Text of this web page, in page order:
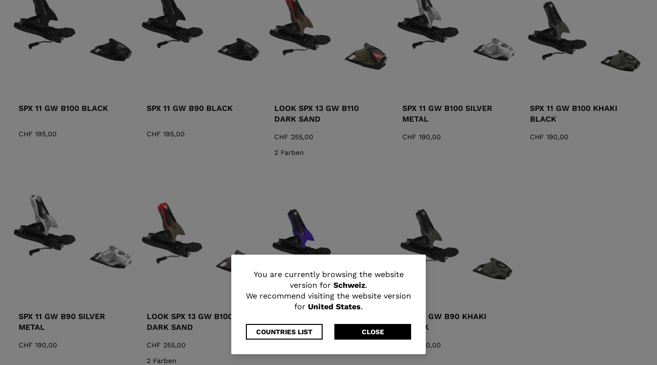
KINDER
APRÈS-SKI
SCHUHE
You
are
currently
browsing
the
You are currently browsing the website
version for Schweiz.
We recommend visiting the website version
for United States.
COUNTRIES LIST CLOSE
SPX 11 GW B100 BLACK
CHF 195,00
SPX 11 GW B90 BLACK
CHF 195,00
LOOK SPX 13 GW B110
DARK SAND
CHF 255,00
2 Farben
SPX 11 GW B100 SILVER
METAL
CHF 190,00
SPX 11 GW B100 KHAKI
BLACK
CHF 190,00
SPX 11 GW B90 SILVER
METAL
CHF 190,00
LOOK SPX 13 GW B100
DARK SAND
CHF 255,00
2 Farben
BLACK
SPX 11 GW B90 KHAKI
BLACK
CHF 190,00